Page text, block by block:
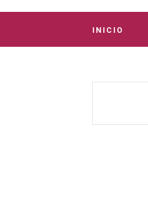
INICIO